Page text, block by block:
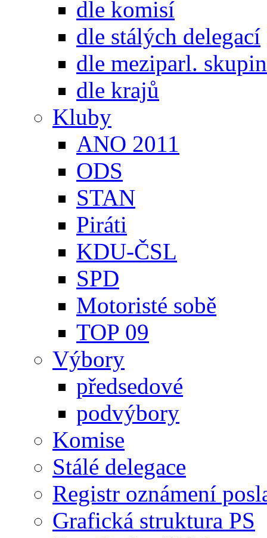
dle komisí
dle stálých delegací
dle meziparl. skupin
dle krajů
Kluby
ANO 2011
ODS
STAN
Piráti
KDU-ČSL
SPD
Motoristé sobě
TOP 09
Výbory
předsedové
podvýbory
Komise
Stálé delegace
Registr oznámení
Grafická struktura PS